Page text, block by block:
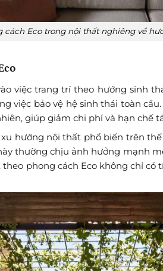
cách Eco trong nội thất nghiêng về
việc trang trí theo hướng sinh
việc bảo vệ hệ sinh thái toàn
giúp giảm chi phí và hạn chế
hướng nội thất phổ biến trên
thường chịu ảnh hưởng mạnh
phong cách Eco không chỉ